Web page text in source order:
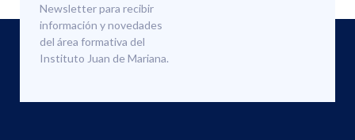
Newsletter para recibir
información y novedades
del área formativa del
Instituto Juan de Mariana.